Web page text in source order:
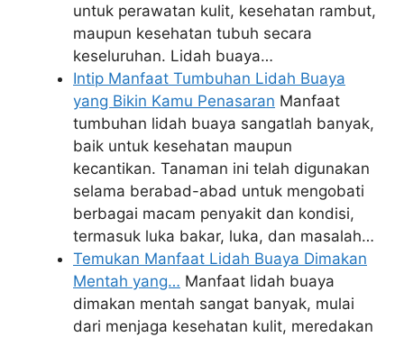
untuk perawatan kulit, kesehatan rambut,
maupun kesehatan tubuh secara
keseluruhan. Lidah buaya…
Intip Manfaat Tumbuhan Lidah Buaya
yang Bikin Kamu Penasaran Manfaat
tumbuhan lidah buaya sangatlah banyak,
baik untuk kesehatan maupun
kecantikan. Tanaman ini telah digunakan
selama berabad-abad untuk mengobati
berbagai macam penyakit dan kondisi,
termasuk luka bakar, luka, dan masalah…
Temukan Manfaat Lidah Buaya Dimakan
Mentah yang… Manfaat lidah buaya
dimakan mentah sangat banyak, mulai
dari menjaga kesehatan kulit, meredakan